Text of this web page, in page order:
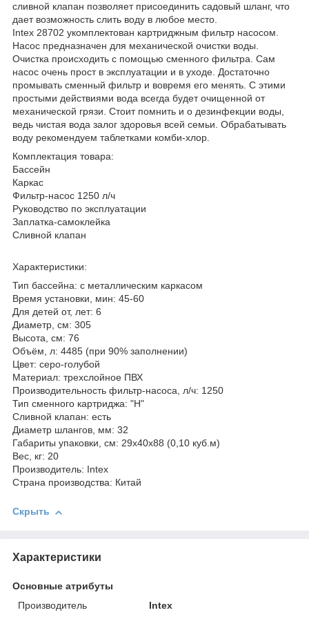
сливной клапан позволяет присоединить садовый шланг, что
дает возможность слить воду в любое место.
Intex 28702 укомплектован картриджным фильтр насосом.
Насос предназначен для механической очистки воды.
Очистка происходить с помощью сменного фильтра. Сам
насос очень прост в эксплуатации и в уходе. Достаточно
промывать сменный фильтр и вовремя его менять. С этими
простыми действиями вода всегда будет очищенной от
механической грязи. Стоит помнить и о дезинфекции воды,
ведь чистая вода залог здоровья всей семьи. Обрабатывать
воду рекомендуем таблетками комби-хлор.
Комплектация товара:
Бассейн
Каркас
Фильтр-насос 1250 л/ч
Руководство по эксплуатации
Заплатка-самоклейка
Сливной клапан
Характеристики:
Тип бассейна: с металлическим каркасом
Время установки, мин: 45-60
Для детей от, лет: 6
Диаметр, см: 305
Высота, см: 76
Объём, л: 4485 (при 90% заполнении)
Цвет: серо-голубой
Материал: трехслойное ПВХ
Производительность фильтр-насоса, л/ч: 1250
Тип сменного картриджа: "Н"
Сливной клапан: есть
Диаметр шлангов, мм: 32
Габариты упаковки, см: 29х40х88 (0,10 куб.м)
Вес, кг: 20
Производитель: Intex
Страна производства: Китай
Скрыть
Характеристики
Основные атрибуты
Производитель
Intex